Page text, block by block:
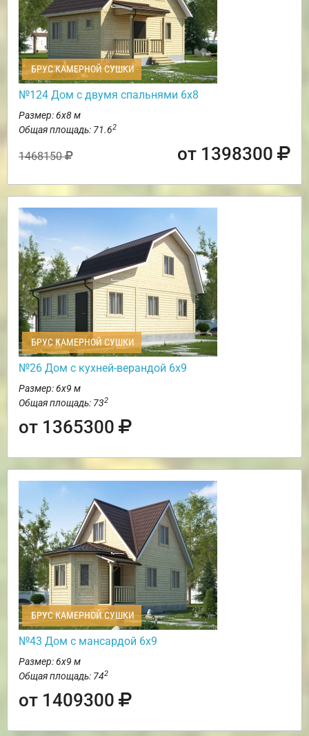
БРУС КАМЕРНОЙ СУШКИ
№124 Дом с двумя спальнями 6х8
Размер: 6х8 м
Общая площадь: 71.62
1468150 от 1398300
БРУС КАМЕРНОЙ СУШКИ
№26 Дом с кухней-верандой 6х9
Размер: 6х9 м
Общая площадь: 732
от 1365300
БРУС КАМЕРНОЙ СУШКИ
№43 Дом с мансардой 6х9
Размер: 6х9 м
Общая площадь: 742
от 1409300